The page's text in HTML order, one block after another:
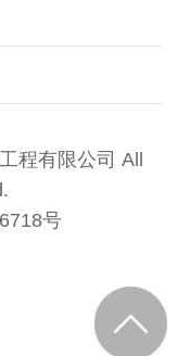
程有限公司 All
号